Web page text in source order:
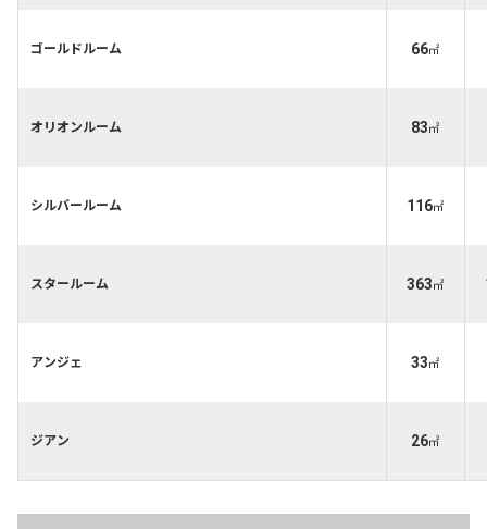
ゴールドルーム 66㎡
オリオンルーム 83㎡
シルバールーム 116㎡
スタールーム 363㎡
アンジェ 33㎡
ジアン 26㎡